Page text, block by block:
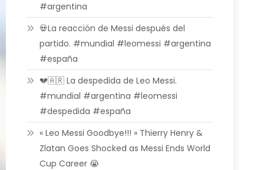
#argentina
💀La reacción de Messi después del
partido. #mundial #leomessi #argentina
#españa
💔🇦🇷 La despedida de Leo Messi.
#mundial #argentina #leomessi
#despedida #españa
« Leo Messi Goodbye!!! » Thierry Henry &
Zlatan Goes Shocked as Messi Ends World
Cup Career 😭